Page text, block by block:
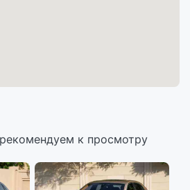
к просмотру